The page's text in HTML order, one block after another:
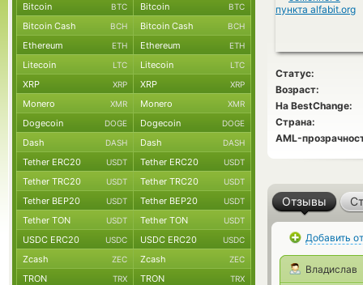
Статус:
Возраст:
На BestChange:
Страна:
AML-
Отзывы
Добавить
Владислав
Bitcoin BTC Bitcoin BTC
Bitcoin Cash BCH Bitcoin Cash BCH
Ethereum ETH Ethereum ETH
Litecoin LTC Litecoin LTC
XRP XRP XRP XRP
Monero XMR Monero XMR
Dogecoin DOGE Dogecoin DOGE
Dash DASH Dash DASH
Tether ERC20 USDT Tether ERC20 USDT
Tether TRC20 USDT Tether TRC20 USDT
Tether BEP20 USDT Tether BEP20 USDT
Tether TON USDT Tether TON USDT
USDC ERC20 USDC USDC ERC20 USDC
Zcash ZEC Zcash ZEC
TRON TRX TRON TRX